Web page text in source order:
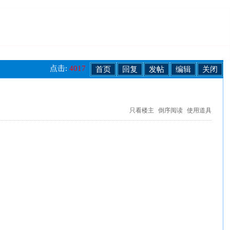
关闭
编辑
发帖
回复
首页
点击: 4017
只看楼主 倒序阅读 使用道具